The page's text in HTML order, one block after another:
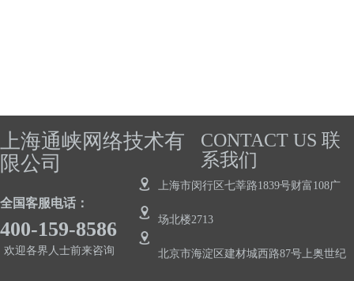
上海通峡网络技术有
限公司
全国客服电话：
400-159-8586
欢迎各界人士前来咨询
上海市闵行区七莘路1839号财富108广
场北楼2713
北京市海淀区建材城西路87号上奥世纪
CONTACT US 联
系我们